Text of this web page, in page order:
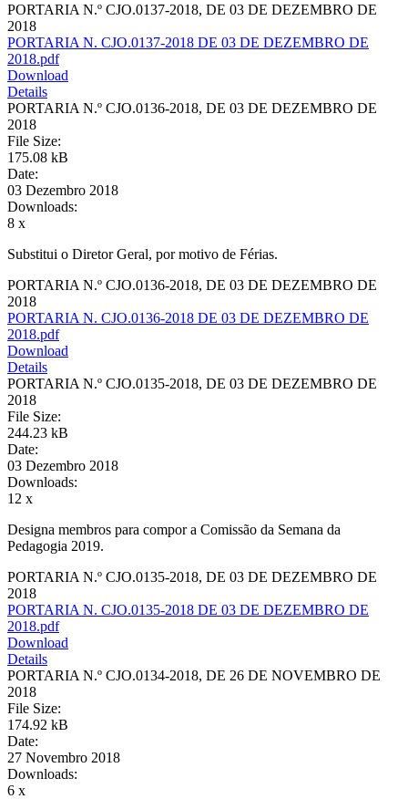
PORTARIA N.º CJO.0137-2018, DE 03 DE DEZEMBRO DE
2018
PORTARIA N. CJO.0137-2018 DE 03 DE DEZEMBRO DE
2018.pdf
Download
Details
PORTARIA N.º CJO.0136-2018, DE 03 DE DEZEMBRO DE
2018
File Size:
175.08 kB
Date:
03 Dezembro 2018
Downloads:
8 x
Substitui o Diretor Geral, por motivo de Férias.
PORTARIA N.º CJO.0136-2018, DE 03 DE DEZEMBRO DE
2018
PORTARIA N. CJO.0136-2018 DE 03 DE DEZEMBRO DE
2018.pdf
Download
Details
PORTARIA N.º CJO.0135-2018, DE 03 DE DEZEMBRO DE
2018
File Size:
244.23 kB
Date:
03 Dezembro 2018
Downloads:
12 x
Designa membros para compor a Comissão da Semana da
Pedagogia 2019.
PORTARIA N.º CJO.0135-2018, DE 03 DE DEZEMBRO DE
2018
PORTARIA N. CJO.0135-2018 DE 03 DE DEZEMBRO DE
2018.pdf
Download
Details
PORTARIA N.º CJO.0134-2018, DE 26 DE NOVEMBRO DE
2018
File Size:
174.92 kB
Date:
27 Novembro 2018
Downloads:
6 x